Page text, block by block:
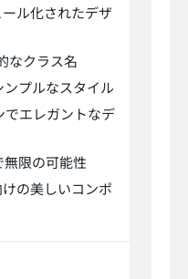
ル化されたデザ
なクラス名
ンプルなスタイル
エレガントなデ
限の可能性
の美しいコンポ